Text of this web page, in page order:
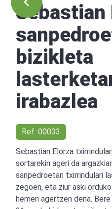
Sebastian
bizikleta
irabazlea
Ref: 00033
Sebastian Elorza
sortarekin ageri da
sanpedroetan txirrindulari
zegoen, eta ziur aski
hemen agertzen dena.